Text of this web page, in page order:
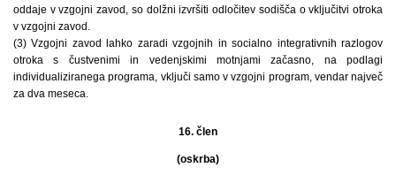
oddaje v vzgojni zavod, so dolžni izvršiti odločitev sodišča o vključitvi otroka
v vzgojni zavod.
(3) Vzgojni zavod lahko zaradi vzgojnih in socialno integrativnih razlogov
otroka s čustvenimi in vedenjskimi motnjami začasno, na podlagi
individualiziranega programa, vključi samo v vzgojni program, vendar največ
za dva meseca.
16. člen
(oskrba)